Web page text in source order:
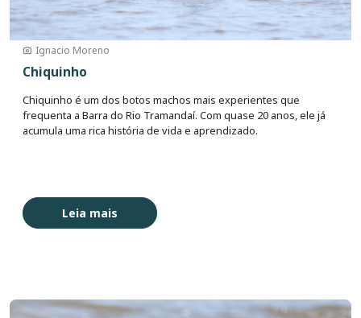
Ignacio Moreno
Chiquinho
Chiquinho é um dos botos machos mais experientes que
frequenta a Barra do Rio Tramandaí. Com quase 20 anos, ele já
acumula uma rica história de vida e aprendizado.
Leia mais
Imagem